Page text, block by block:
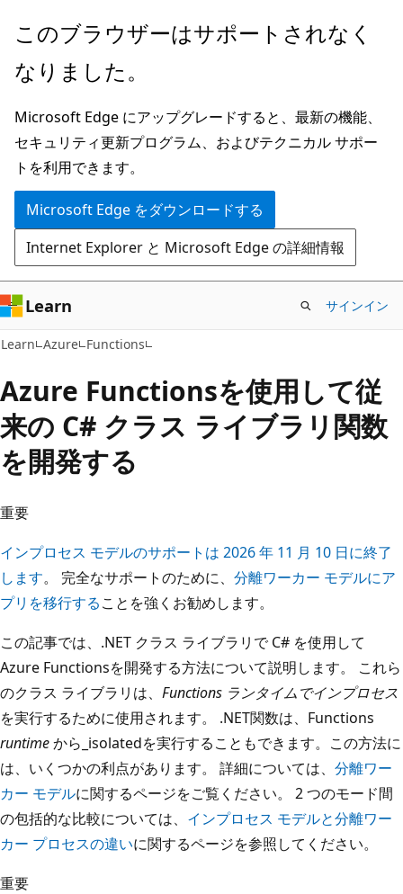
メ
ン
ン
テ
ン
ツ
に
ス
キ
ッ
プ
このブラウザーはサポートされなく
なりました。
Microsoft Edge にアップグレードすると、最新の機能、
セキュリティ更新プログラム、およびテクニカル サポー
トを利用できます。
Microsoft Edge をダウンロードする
Internet Explorer と Microsoft Edge の詳細情報
Learn サインイン
Learn Azure Functions
Azure Functionsを使用して従
来の C# クラス ライブラリ関数
を開発する
重要
インプロセス モデルのサポートは 2026 年 11 月 10 日に終了
します。 完全なサポートのために、 分離ワーカー モデルにア
プリを移行することを強くお勧めします。
この記事では、.NET クラス ライブラリで C# を使用して
Azure Functionsを開発する方法について説明します。 これら
のクラス ライブラリは、 Functions ランタイムでインプロセス
を実行するために使用されます。 .NET関数は、Functions
runtimeから_isolatedを実行することもできます。この方法に
は、いくつかの利点があります。 詳細については、 分離ワー
カー モデルに関するページをご覧ください。 2 つのモード間
の包括的な比較については、 インプロセス モデルと分離ワー
カー プロセスの違いに関するページを参照してください。
重要